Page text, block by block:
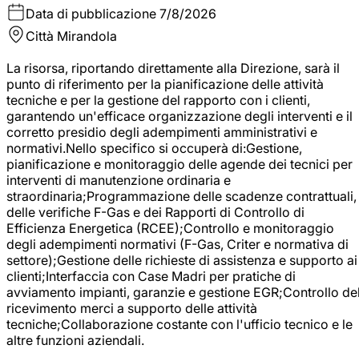
Data di pubblicazione 7/8/2026
Città Mirandola
La risorsa, riportando direttamente alla Direzione, sarà il
punto di riferimento per la pianificazione delle attività
tecniche e per la gestione del rapporto con i clienti,
garantendo un'efficace organizzazione degli interventi e il
corretto presidio degli adempimenti amministrativi e
normativi.Nello specifico si occuperà di:Gestione,
pianificazione e monitoraggio delle agende dei tecnici per
interventi di manutenzione ordinaria e
straordinaria;Programmazione delle scadenze contrattuali,
delle verifiche F-Gas e dei Rapporti di Controllo di
Efficienza Energetica (RCEE);Controllo e monitoraggio
degli adempimenti normativi (F-Gas, Criter e normativa di
settore);Gestione delle richieste di assistenza e supporto ai
clienti;Interfaccia con Case Madri per pratiche di
avviamento impianti, garanzie e gestione EGR;Controllo
ricevimento merci a supporto delle attività
tecniche;Collaborazione costante con l'ufficio tecnico e le
altre funzioni aziendali.